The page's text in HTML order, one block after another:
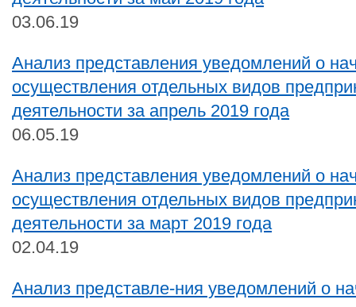
03.06.19
Анализ представления уведомлений о
осуществления отдельных видов
деятельности за апрель 2019 года
06.05.19
Анализ представления уведомлений о
осуществления отдельных видов
деятельности за март 2019 года
02.04.19
Анализ представле-ния уведомлений о